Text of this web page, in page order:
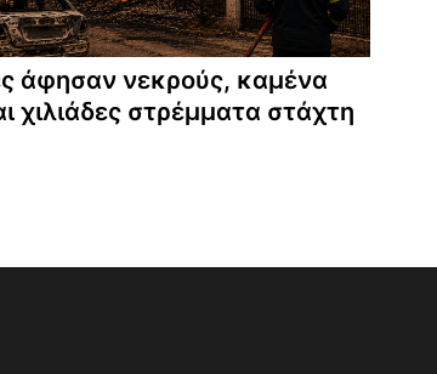
άφησαν νεκρούς, καμένα
χιλιάδες στρέμματα στάχτη